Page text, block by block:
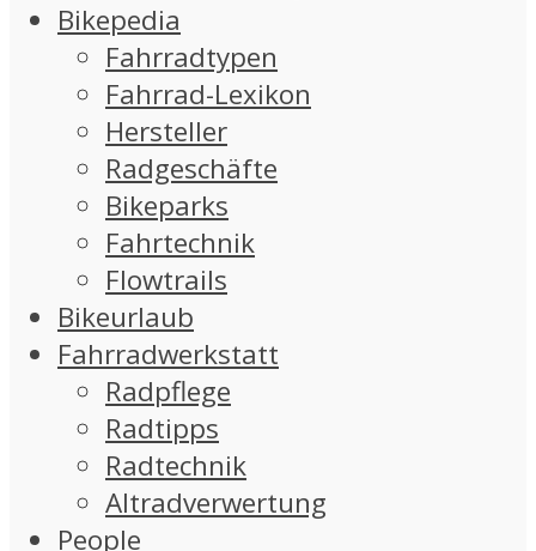
Bikepedia
Fahrradtypen
Fahrrad-Lexikon
Hersteller
Radgeschäfte
Bikeparks
Fahrtechnik
Flowtrails
Bikeurlaub
Fahrradwerkstatt
Radpflege
Radtipps
Radtechnik
Altradverwertung
People